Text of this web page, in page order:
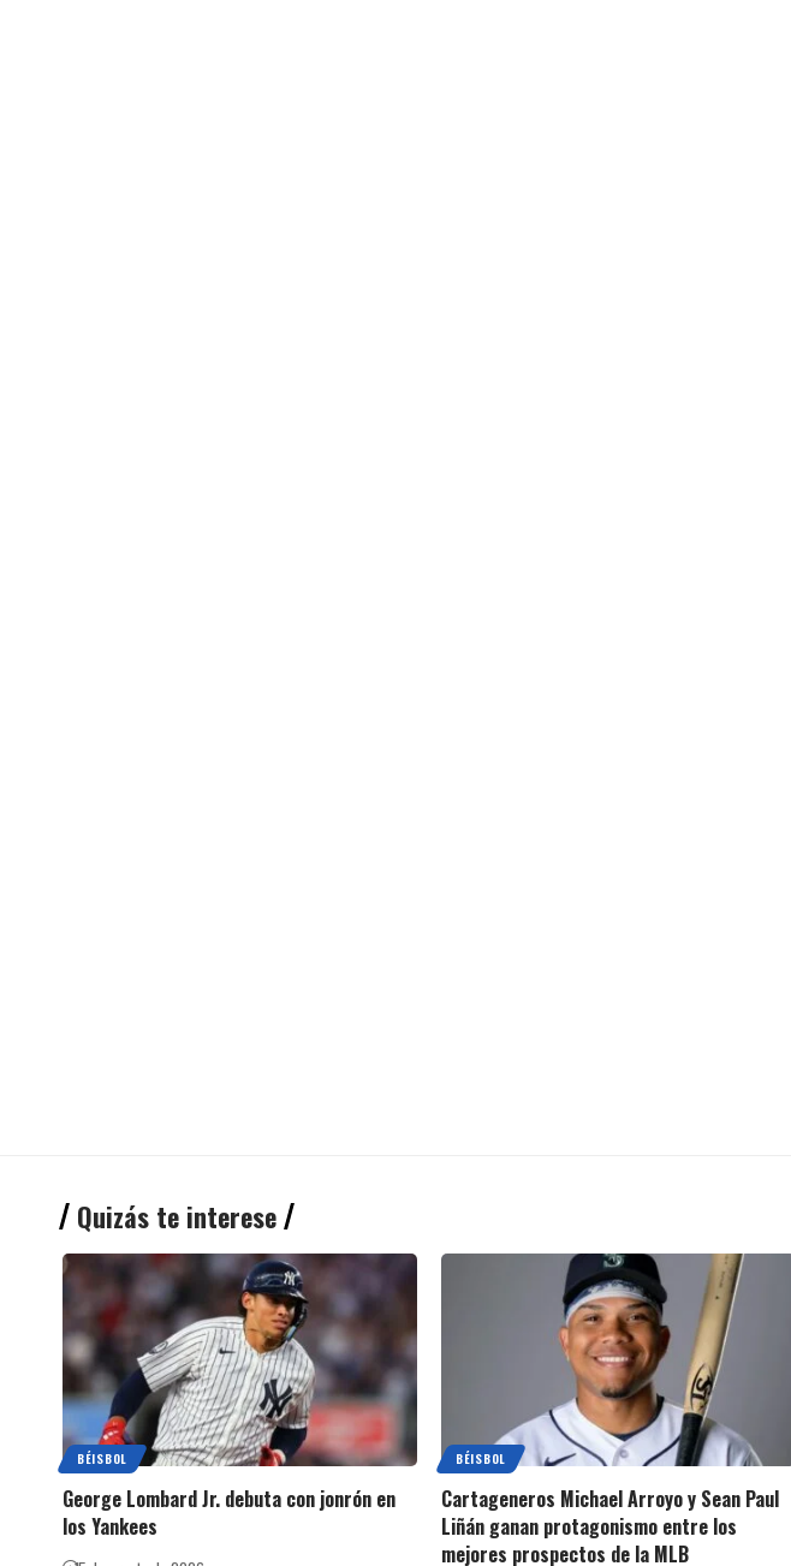
Quizás te interese
BÉISBOL
George Lombard Jr. debuta con jonrón en
los Yankees
BÉISBOL
Cartageneros Michael Arroyo y Sean Paul
Liñán ganan protagonismo entre los
mejores prospectos de la MLB